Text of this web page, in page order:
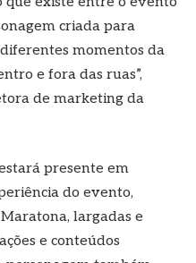
criada para
momentos da
e fora das ruas”,
de marketing da
presente em
do evento,
largadas e
e conteúdos